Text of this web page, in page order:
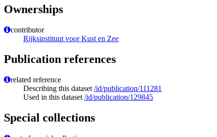
Ownerships
contributor
Rijksinstituut voor Kust en Zee
Publication references
related reference
Describing this dataset /id/publication/111281
Used in this dataset /id/publication/129845
Special collections